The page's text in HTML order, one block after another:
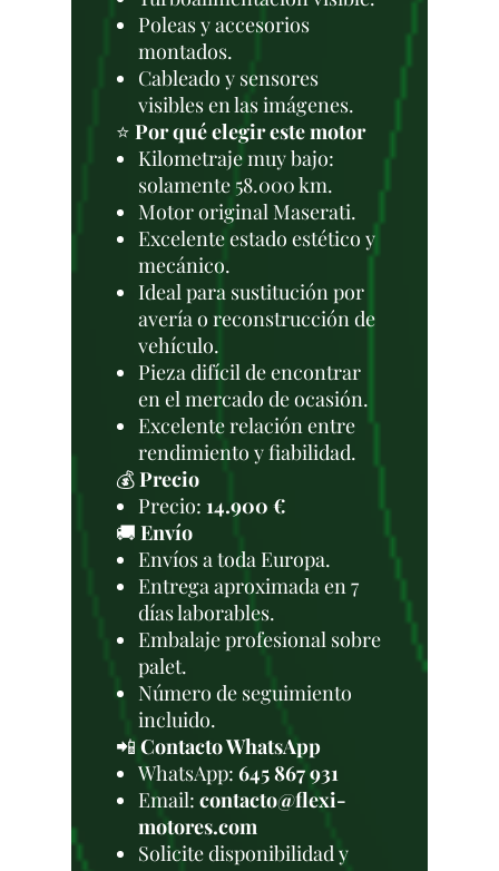
Poleas y accesorios
montados.
Cableado y sensores
visibles en las imágenes.
⭐ Por qué elegir este motor
Kilometraje muy bajo:
solamente 58.000 km.
Motor original Maserati.
Excelente estado estético y
mecánico.
Ideal para sustitución por
avería o reconstrucción de
vehículo.
Pieza difícil de encontrar
en el mercado de ocasión.
Excelente relación entre
rendimiento y fiabilidad.
💰Precio
Precio: 14.900 €
🚚 Envío
Envíos a toda Europa.
Entrega aproximada en 7
días laborables.
Embalaje profesional sobre
palet.
Número de seguimiento
incluido.
📲 Contacto WhatsApp
WhatsApp: 645 867 931
Email: contacto@flexi-
motores.com
Solicite disponibilidad y